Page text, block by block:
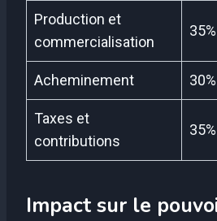
Production et
commercialisation
35%
Acheminement 30%
Taxes et
contributions
35%
Impact sur le